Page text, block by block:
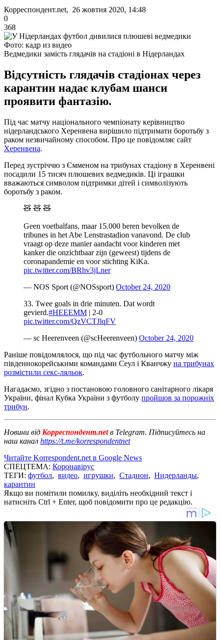
Корреспондент.net, 26 жовтня 2020, 14:48
0
368
Фото: кадр из видео
Ведмедики замість глядачів на стадіоні в Нідерландах
Відсутність глядачів стадіонах через
карантин надає клубам шанси
проявити фантазію.
Під час матчу національного чемпіонату керівництво
нідерландського Херенвена вирішило підтримати боротьбу з
раком незвичайному способом. Про це повідомляє сайт
Херенвена.
Перед зустріччю з Ємменом на трибунах стадіону в Херенвені
посадили 15 тисяч плюшевих ведмедиків. Ці іграшки
вважаються символом підтримки дітей і символізують
боротьбу з раком.
🧸 🧸 🧸
Geen voetbalfans, maar 15.000 beren bevolken de
tribunes in het Abe Lenstrastadion vanavond. De club
vraagt op deze manier aandacht voor kinderen met
kanker die onzichtbaar zijn (geweest) tijdens de
coronapandemie en voor stichting KiKa.
pic.twitter.com/BRhv3jLner
— NOS Sport (@NOSsport) October 24, 2020
33. Twee goals in drie minuten. Dat wordt
gevierd.#HEEEMM | 2-0
pic.twitter.com/QzVCTJlqFV
— sc Heerenveen (@scHeerenveen) October 24, 2020
Раніше повідомлялося, що під час футбольного матчу між
південнокорейськими командами Сеул і Кванчжу на трибунах
розмістили секс-ляльок.
Нагадаємо, згідно з постановою головного санітарного лікаря
України, фінал Кубка України з футболу пройшов за порожніх
трибун.
Новини від Корреспондент.netв Telegram. Підписуйтесь на
наш канал https://t.me/korrespondentnet
Читайте Korrespondent.net в Google News
СПЕЦТЕМА: Коронавірус
ТЕГИ: футбол, видео, игрушки, Стадион, Нидерланды,
карантин
Якщо ви помітили помилку, виділіть необхідний текст і
натисніть Ctrl + Enter, щоб повідомити про це редакцію.